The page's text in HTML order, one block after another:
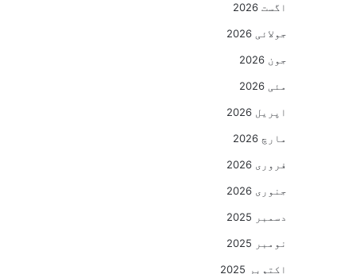
اگست 2026
جولائی 2026
جون 2026
مئی 2026
اپریل 2026
مارچ 2026
فروری 2026
جنوری 2026
دسمبر 2025
نومبر 2025
اکتوبر 2025